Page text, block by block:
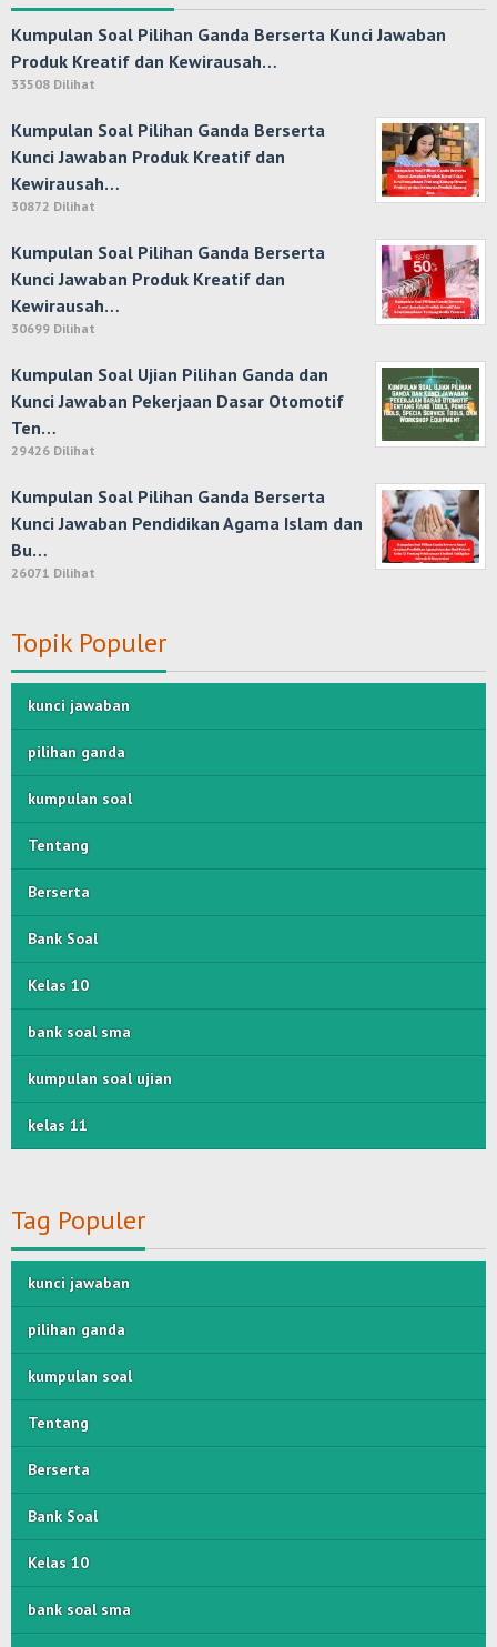
Kumpulan Soal Pilihan Ganda Berserta Kunci Jawaban
Produk Kreatif dan Kewirausah…
33508 Dilihat
Kumpulan Soal Pilihan Ganda Berserta
Kunci Jawaban Produk Kreatif dan
Kewirausah…
30872 Dilihat
Kumpulan Soal Pilihan Ganda Berserta
Kunci Jawaban Produk Kreatif dan
Kewirausah…
30699 Dilihat
Kumpulan Soal Ujian Pilihan Ganda dan
Kunci Jawaban Pekerjaan Dasar Otomotif
Ten…
29426 Dilihat
Kumpulan Soal Pilihan Ganda Berserta
Kunci Jawaban Pendidikan Agama Islam dan
Bu…
26071 Dilihat
Topik Populer
kunci jawaban
pilihan ganda
kumpulan soal
Tentang
Berserta
Bank Soal
Kelas 10
bank soal sma
kumpulan soal ujian
kelas 11
Tag Populer
kunci jawaban
pilihan ganda
kumpulan soal
Tentang
Berserta
Bank Soal
Kelas 10
bank soal sma